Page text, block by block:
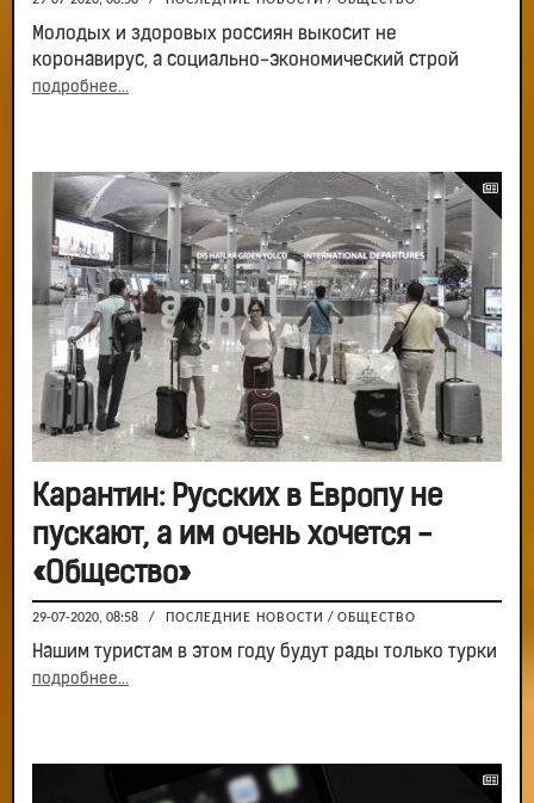
Молодых и здоровых россиян выкосит не
коронавирус, а социально-экономический строй
подробнее...
Карантин: Русских в Европу не
пускают, а им очень хочется -
«Общество»
29-07-2020, 08:58 / ПОСЛЕДНИЕ НОВОСТИ / ОБЩЕСТВО
Нашим туристам в этом году будут рады только турки
подробнее...